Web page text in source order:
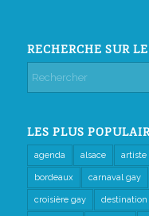
RECHERCHE SUR
LES PLUS
agenda alsace artiste
bordeaux carnaval gay
croisière gay destination